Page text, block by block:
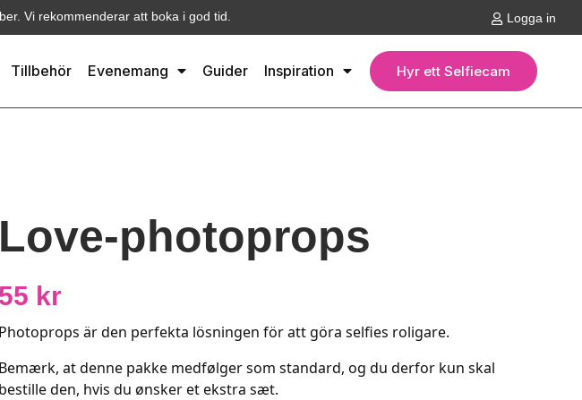
Vi rekommenderar att boka i god tid. Logga in
Tillbehör Evenemang Guider Inspiration Hyr ett Selfiecam
Love-photoprops
55 kr
Photoprops är den perfekta lösningen för att göra selfies roligare.
Bemærk, at denne pakke medfølger som standard, og du derfor kun skal
bestille den, hvis du ønsker et ekstra sæt.